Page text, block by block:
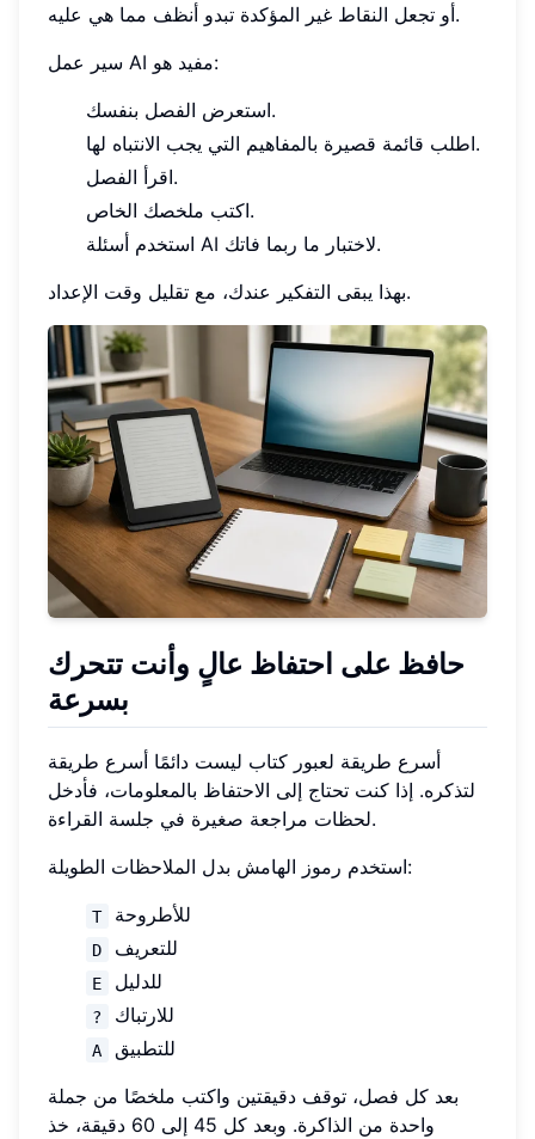
أو تجعل النقاط غير المؤكدة تبدو أنظف مما هي عليه.
سير عمل AI مفيد هو:
استعرض الفصل بنفسك.
اطلب قائمة قصيرة بالمفاهيم التي يجب الانتباه لها.
اقرأ الفصل.
اكتب ملخصك الخاص.
استخدم أسئلة AI لاختبار ما ربما فاتك.
بهذا يبقى التفكير عندك، مع تقليل وقت الإعداد.
حافظ على احتفاظ عالٍ وأنت تتحرك
بسرعة
أسرع طريقة لعبور كتاب ليست دائمًا أسرع طريقة
لتذكره. إذا كنت تحتاج إلى الاحتفاظ بالمعلومات، فأدخل
لحظات مراجعة صغيرة في جلسة القراءة.
استخدم رموز الهامش بدل الملاحظات الطويلة:
T للأطروحة
D للتعريف
E للدليل
? للارتباك
A
للتطبيق
بعد كل فصل، توقف دقيقتين واكتب ملخصًا من جملة
واحدة من الذاكرة. وبعد كل 45 إلى 60 دقيقة، خذ